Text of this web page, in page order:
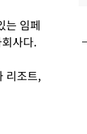
는 임페
사다.
리조트,